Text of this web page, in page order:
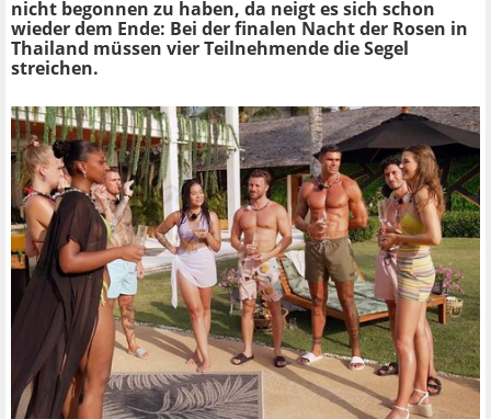
nicht begonnen zu haben, da neigt es sich schon
wieder dem Ende: Bei der finalen Nacht der Rosen in
Thailand müssen vier Teilnehmende die Segel
streichen.